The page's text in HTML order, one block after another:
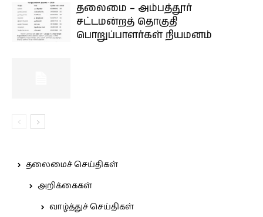
தலைமை – அம்பத்தூர்
சட்டமன்றத் தொகுதி
பொறுப்பாளர்கள் நியமனம்
தலைமைச் செய்திகள்
அறிக்கைகள்
வாழ்த்துச் செய்திகள்